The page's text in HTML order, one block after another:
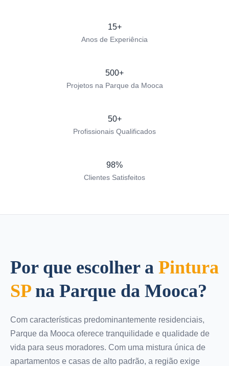
15+
Anos de Experiência
500+
Projetos na Parque da Mooca
50+
Profissionais Qualificados
98%
Clientes Satisfeitos
Por que escolher a Pintura
SPna Parque da Mooca?
Com características predominantemente residenciais,
Parque da Mooca oferece tranquilidade e qualidade de
vida para seus moradores. Com uma mistura única de
apartamentos e casas de alto padrão, a região exige